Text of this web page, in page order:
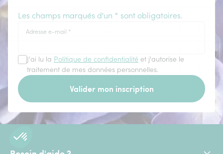
Les champs marqués d'un * sont obligatoires.
Adresse e-mail *
J'ai lu la Politique de confidentialité et j'autorise le
traitement de mes données personnelles.
Valider mon inscription